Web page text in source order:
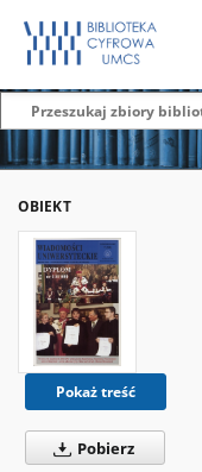
OBIEKT
Pokaż treść
Pobierz